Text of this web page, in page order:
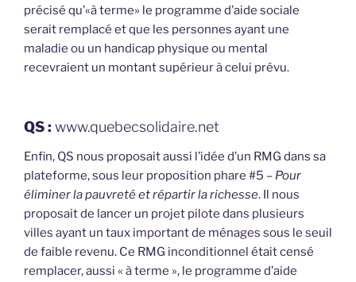
précisé qu’«à terme» le programme d’aide sociale
serait remplacé et que les personnes ayant une
maladie ou un handicap physique ou mental
recevraient un montant supérieur à celui prévu.
QS : www.quebecsolidaire.net
Enfin, QS nous proposait aussi l’idée d’un RMG dans sa
plateforme, sous leur proposition phare #5 – Pour
éliminer la pauvreté et répartir la richesse. Il nous
proposait de lancer un projet pilote dans plusieurs
villes ayant un taux important de ménages sous le seuil
de faible revenu. Ce RMG inconditionnel était censé
remplacer, aussi « à terme », le programme d’aide